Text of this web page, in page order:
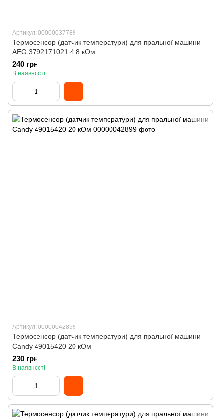
Артикул: 00000037789
Термосенсор (датчик температури) для пральної машини
AEG 3792171021 4.8 кОм
240 грн
В наявності
Артикул: 00000042899
Термосенсор (датчик температури) для пральної машини
Candy 49015420 20 кОм
230 грн
В наявності